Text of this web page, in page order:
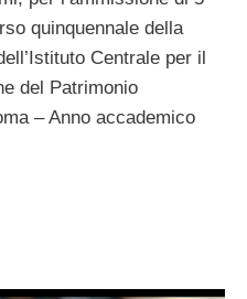
quinquennale della
Centrale per il
del Patrimonio
– Anno accademico